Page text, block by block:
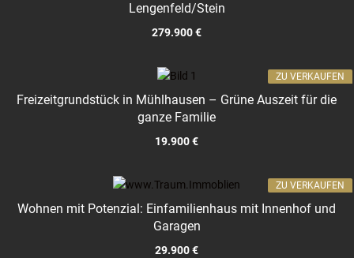
Lengenfeld/Stein
279.900 €
Freizeitgrundstück in Mühlhausen – Grüne Auszeit für die
ganze Familie
19.900 €
ZU VERKAUFEN
Wohnen mit Potenzial: Einfamilienhaus mit Innenhof und
Garagen
29.900 €
ZU VERKAUFEN